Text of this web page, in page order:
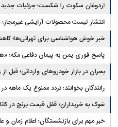
اردوغان سکوت را شکست؛ جزئیات جدید
پاکستان
انتشار لیست محصولات آرایشی
خبر خوش هواشناسی برای تهرانی‌ها؛
پاسخ فوری یمن به پیمان دفاعی مکه؛
بحران در بازار خودروهای وارداتی؛ قبل
رانندگان بخوانند؛ تردد ممنوع یک ماهه
شوک به خریداران؛ قفل قیمت برنج در کانال ۵۵۰ هزار
خبر مهم برای بازنشستگان؛ اعلام زمان